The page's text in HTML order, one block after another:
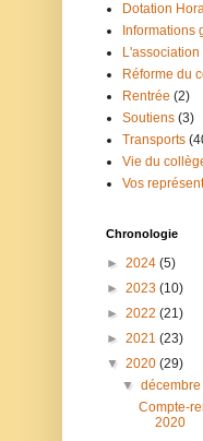
Dotation
Informations
L'association
Réforme du
Rentrée (2)
Soutiens (3)
Transports
Vie du
Vos
Chronologie
► 2024 (5)
► 2023 (10)
► 2022 (21)
► 2021 (23)
▼ 2020 (29)
▼
Compte-
2020